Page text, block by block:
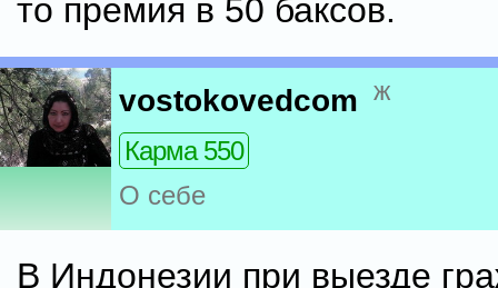
то премия в 50 баксов.
vostokovedcom ж
Карма 550
О себе
В Индонезии при выезде